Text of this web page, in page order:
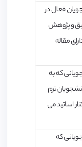
فعال در
و پژوهش
مقاله
که به
ترم
اساتید می
که